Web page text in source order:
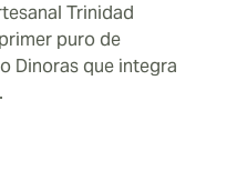
Trinidad
puro de
Dinoras que integra